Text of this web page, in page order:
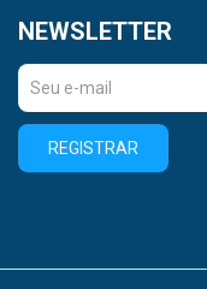
NEWSLETTER
REGISTRAR